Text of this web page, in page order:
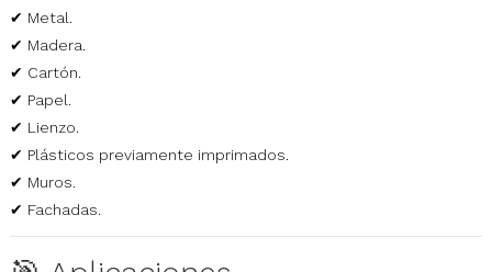
✔ Metal.
✔ Madera.
✔ Cartón.
✔ Papel.
✔ Lienzo.
✔ Plásticos previamente imprimados.
✔ Muros.
✔ Fachadas.